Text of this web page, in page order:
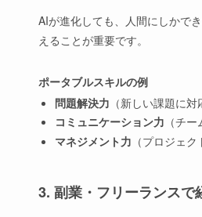
AIが進化しても、人間にしかで
えることが重要です。
ポータブルスキルの例
問題解決力 （新しい課題に対
コミュニケーション力 （チ
マネジメント力 （プロジェ
3. 副業・フリーランスで